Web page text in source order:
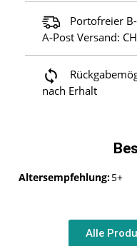
Portofreier
A-Post Versand:
nach Erhalt
Altersempfehlung:5+
Alle